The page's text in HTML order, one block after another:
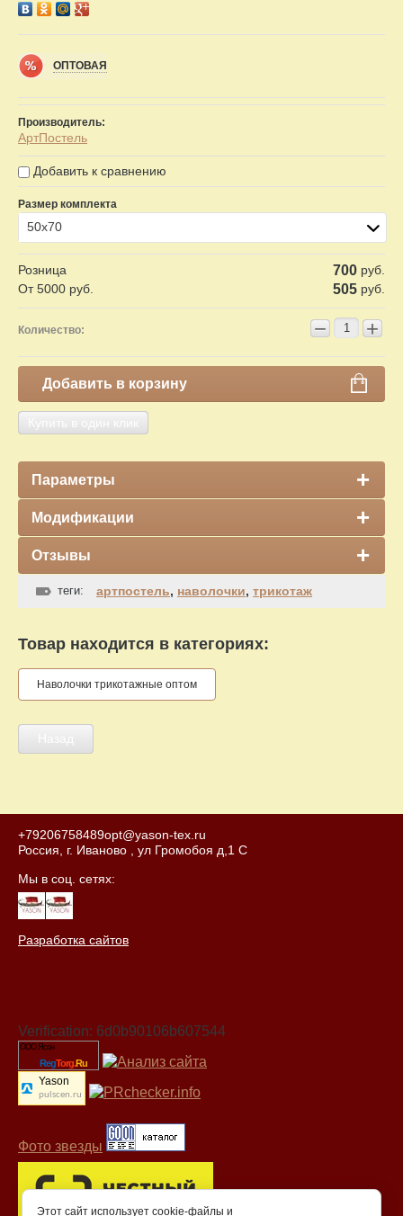
ОПТОВАЯ
Производитель:
АртПостель
Добавить к сравнению
Размер комплекта
50х70
Розница 700 руб.
От 5000 руб.
505 руб.
Количество: − +
Добавить в корзину
Параметры
Модификации
Отзывы
теги: артпостель, наволочки, трикотаж
Товар находится в категориях:
Наволочки трикотажные оптом
+79206758489opt@yason-tex.ru
Россия, г. Иваново , ул Громобоя д,1 С
Мы в соц. сетях:
Разработка сайтов
Verification: 6d0b90106b607544
Этот сайт использует cookie-файлы и
ООО Ясон
RegTorg.Ru
Yason
pulscen.ru
Фото звезды